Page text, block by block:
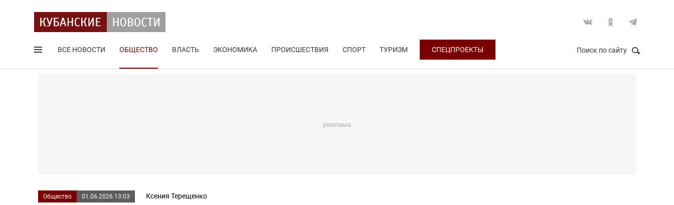
ВСЕ НОВОСТИ ОБЩЕСТВО ВЛАСТЬ ЭКОНОМИКА ПРОИСШЕСТВИЯ СПОРТ ТУРИЗМ СПЕЦПРОЕКТЫ Поиск по сайту
Общество 01.06.2026 13:03 Ксения Терещенко